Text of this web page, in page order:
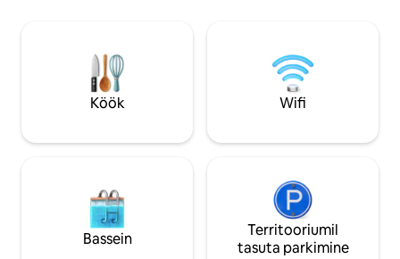
hostel 100 m
Köök Wifi
Bassein
Territooriumil
tasuta parkimine